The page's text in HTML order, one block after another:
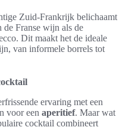
Zuid-Frankrijk belichaamt
de Franse wijn als de
Dit maakt het de ideale
van informele borrels tot
ervaring met een
voor een aperitief. Maar wat
cocktail combineert